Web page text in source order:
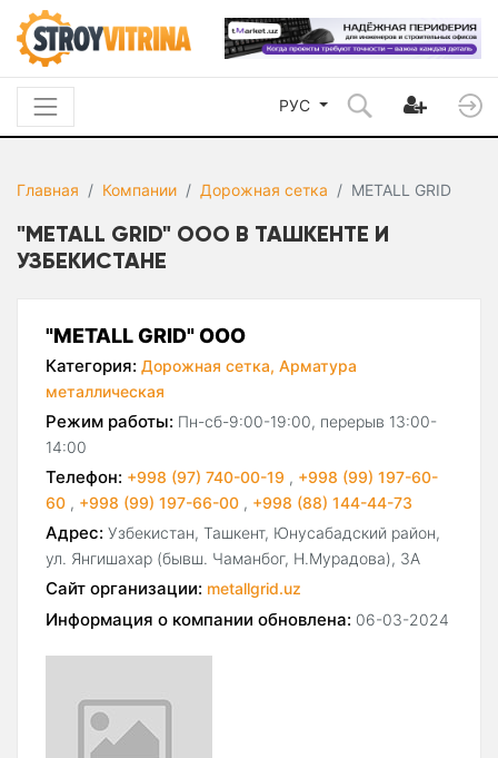
РУС
Главная Компании Дорожная сетка METALL GRID
"METALL GRID" ООО В ТАШКЕНТЕ И
УЗБЕКИСТАНЕ
"METALL GRID" ООО
Категория: Дорожная сетка, Арматура
металлическая
Режим работы: Пн-сб-9:00-19:00, перерыв 13:00-
14:00
Телефон: +998 (97) 740-00-19 , +998 (99) 197-60-
60 , +998 (99) 197-66-00 , +998 (88) 144-44-73
Адрес: Узбекистан, Ташкент, Юнусабадский район,
ул. Янгишахар (бывш. Чаманбог, Н.Мурадова), 3А
Сайт организации: metallgrid.uz
Информация о компании обновлена: 06-03-2024